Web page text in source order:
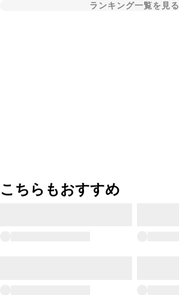
ランキング一覧を見る
こちらもおすすめ